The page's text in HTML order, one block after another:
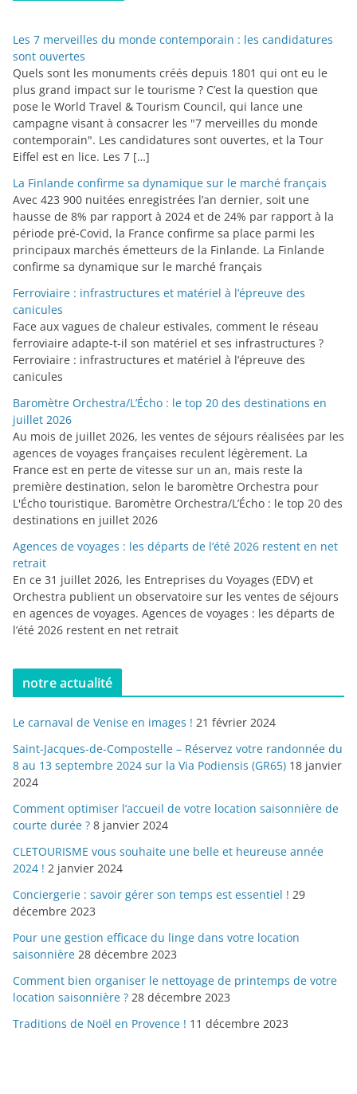
o
r
i
e
s
Les 7 merveilles du monde contemporain : les candidatures
sont ouvertes
Quels sont les monuments créés depuis 1801 qui ont eu le
plus grand impact sur le tourisme ? C’est la question que
pose le World Travel & Tourism Council, qui lance une
campagne visant à consacrer les "7 merveilles du monde
contemporain". Les candidatures sont ouvertes, et la Tour
Eiffel est en lice. Les 7 […]
La Finlande confirme sa dynamique sur le marché français
Avec 423 900 nuitées enregistrées l’an dernier, soit une
hausse de 8% par rapport à 2024 et de 24% par rapport à la
période pré-Covid, la France confirme sa place parmi les
principaux marchés émetteurs de la Finlande. La Finlande
confirme sa dynamique sur le marché français
Ferroviaire : infrastructures et matériel à l’épreuve des
canicules
Face aux vagues de chaleur estivales, comment le réseau
ferroviaire adapte-t-il son matériel et ses infrastructures ?
Ferroviaire : infrastructures et matériel à l’épreuve des
canicules
Baromètre Orchestra/L’Écho : le top 20 des destinations en
juillet 2026
Au mois de juillet 2026, les ventes de séjours réalisées par les
agences de voyages françaises reculent légèrement. La
France est en perte de vitesse sur un an, mais reste la
première destination, selon le baromètre Orchestra pour
L'Écho touristique. Baromètre Orchestra/L’Écho : le top 20 des
destinations en juillet 2026
Agences de voyages : les départs de l’été 2026 restent en net
retrait
En ce 31 juillet 2026, les Entreprises du Voyages (EDV) et
Orchestra publient un observatoire sur les ventes de séjours
en agences de voyages. Agences de voyages : les départs de
l’été 2026 restent en net retrait
notre actualité
Le carnaval de Venise en images ! 21 février 2024
Saint-Jacques-de-Compostelle – Réservez votre randonnée du
8 au 13 septembre 2024 sur la Via Podiensis (GR65) 18 janvier
2024
Comment optimiser l’accueil de votre location saisonnière de
courte durée ? 8 janvier 2024
CLETOURISME vous souhaite une belle et heureuse année
2024 ! 2 janvier 2024
Conciergerie : savoir gérer son temps est essentiel ! 29
décembre 2023
Pour une gestion efficace du linge dans votre location
saisonnière 28 décembre 2023
Comment bien organiser le nettoyage de printemps de votre
location saisonnière ? 28 décembre 2023
Traditions de Noël en Provence ! 11 décembre 2023